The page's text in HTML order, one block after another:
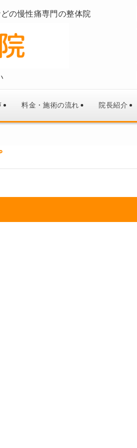
の慢性痛専門の整体院
料金・施術の流れ 院長紹介